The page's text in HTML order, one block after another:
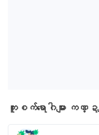
ကူးစက်ရောဂါများ